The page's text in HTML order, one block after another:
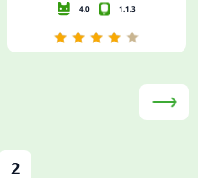
4.0 1.1.3
2